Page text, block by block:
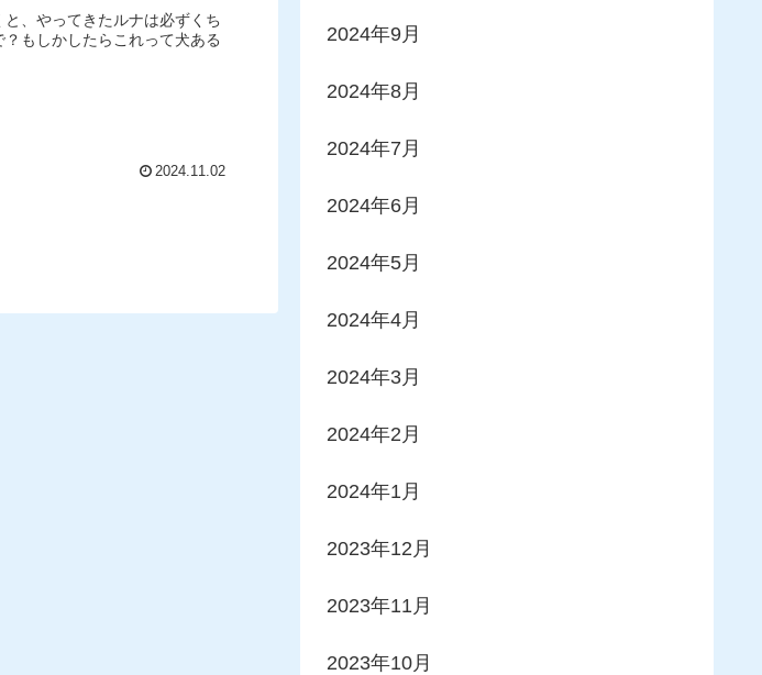
、やってきたルナは必ずくち
もしかしたらこれって犬ある
2024.11.02
2024年9月
2024年8月
2024年7月
2024年6月
2024年5月
2024年4月
2024年3月
2024年2月
2024年1月
2023年12月
2023年11月
2023年10月